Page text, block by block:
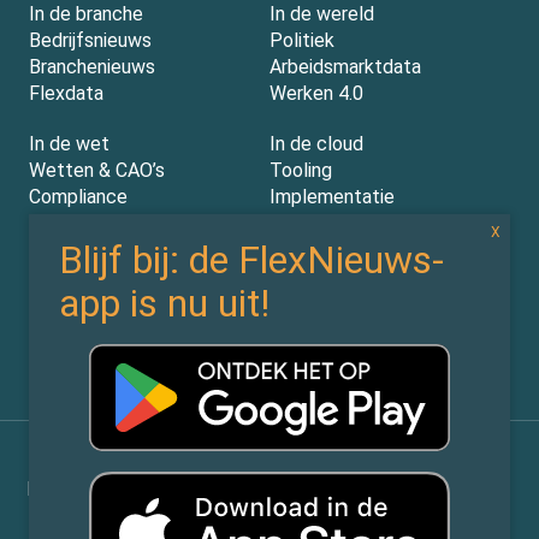
In de branche
Bedrijfsnieuws
Branchenieuws
Flexdata
In de wereld
Politiek
Arbeidsmarktdata
Werken 4.0
In de wet
Wetten & CAO’s
Compliance
In de cloud
Tooling
Implementatie
Experts
Partners
Vacatures
Nieuwsbrief
Privacy Statement
Flexnieuws.nl